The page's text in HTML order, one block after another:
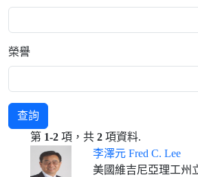
榮譽
查詢
第 1-2 項，共 2 項資料.
李澤元 Fred C. Lee
美國維吉尼亞理工州立大學電機電腦工程學系榮譽校傑出教